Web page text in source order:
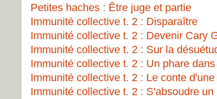
Petites haches : Être juge et partie
Immunité collective t. 2 : Disparaître
Immunité collective t. 2 : Devenir Cary
Immunité collective t. 2 : Sur la
Immunité collective t. 2 : Un phare
Immunité collective t. 2 : Le conte
Immunité collective t. 2 : S'absoudre un